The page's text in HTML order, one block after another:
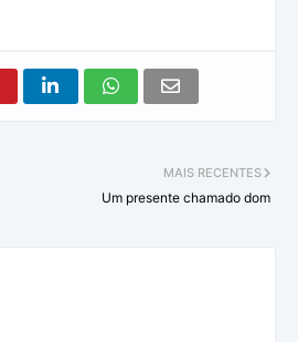
MAIS RECENTES
Um presente chamado dom